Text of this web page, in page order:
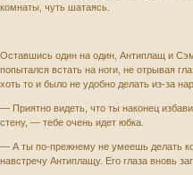
комнаты, чуть шатаясь.
Оставшись один на один, Антиплащ и
попытался встать на ноги, не отрывая
хоть то и было не удобно делать из-за
— Приятно видеть, что ты наконец
стену, — тебе очень идет юбка.
— А ты по-прежнему не умеешь делать
навстречу Антиплащу. Его глаза вновь